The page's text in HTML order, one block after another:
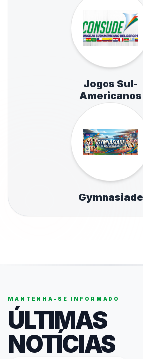
Jogos Sul-
Americanos
Gymnasiade
MANTENHA-SE INFORMADO
ÚLTIMAS
NOTÍCIAS